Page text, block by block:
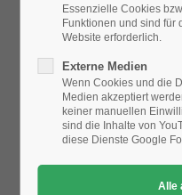
24h/
We offer support for our
Mon - Fri 8:00am - 5:00pm
Bitte ändern Sie die
auch
Essenzielle Cookies
Funktionen und sind für
Website erforderlich.
Externe Medien
Wenn Cookies und die
Medien akzeptiert
keiner manuellen
sind die Inhalte von
diese Dienste Google